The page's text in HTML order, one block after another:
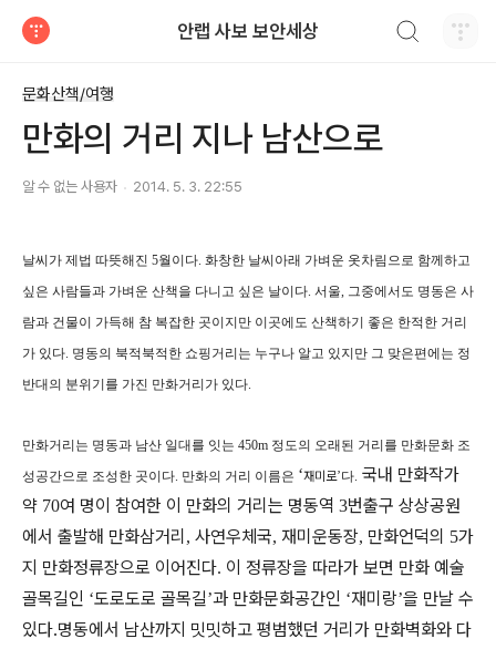
안랩 사보 보안세상
문화산책/여행
만화의 거리 지나 남산으로
알 수 없는 사용자 2014. 5. 3. 22:55
날씨가 제법 따뜻해진 5월이다. 화창한 날씨아래 가벼운 옷차림으로 함께하고
싶은 사람들과 가벼운 산책을 다니고 싶은 날이다. 서울, 그중에서도 명동은 사
람과 건물이 가득해 참 복잡한 곳이지만 이곳에도 산책하기 좋은 한적한 거리
가 있다. 명동의 북적북적한 쇼핑거리는 누구나 알고 있지만 그 맞은편에는 정
반대의 분위기를 가진 만화거리가 있다.
만화거리는 명동과 남산 일대를 잇는 450m 정도의 오래된 거리를 만화문화 조
성공간으로 조성한 곳이다. 만화의 거리 이름은 ‘재미로’다. 국내 만화작가
약 70여 명이 참여한 이 만화의 거리는 명동역 3번출구 상상공원
에서 출발해 만화삼거리 , 사연우체국, 재미운동장, 만화언덕의 5가
지 만화정류장으로 이어진다. 이 정류장을 따라가 보면 만화 예술
골목길인 ‘도로도로 골목길’과 만화문화공간인 ‘재미랑’을 만날 수
있다.명동에서 남산까지 밋밋하고 평범했던 거리가 만화벽화와 다